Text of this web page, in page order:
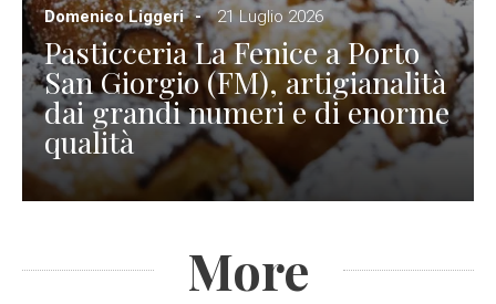
Domenico Liggeri
21 Luglio 2026
Pasticceria La Fenice a Porto
San Giorgio (FM), artigianalità
dai grandi numeri e di enorme
qualità
More